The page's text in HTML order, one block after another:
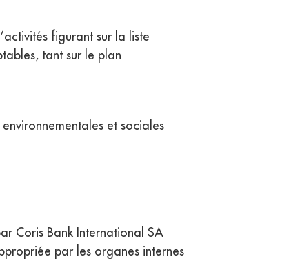
figurant sur la liste
tant sur le plan
et sociales
Coris Bank International SA
par les organes internes